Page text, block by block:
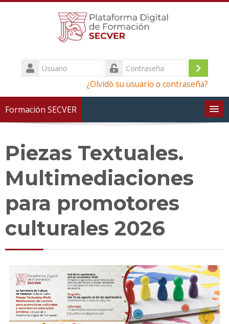
Saltar
Usuario
Iniciar
¿Olvidó su usuario o contraseña?
Formación SECVER
Piezas Textuales.
Multimediaciones
para promotores
culturales 2026